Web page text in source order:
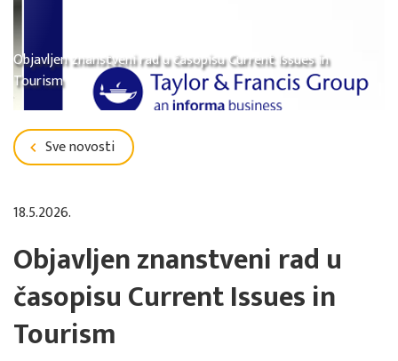
Objavljen znanstveni rad u časopisu Current Issues in
Tourism
Sve novosti
18.5.2026.
Objavljen znanstveni rad u
časopisu Current Issues in
Tourism